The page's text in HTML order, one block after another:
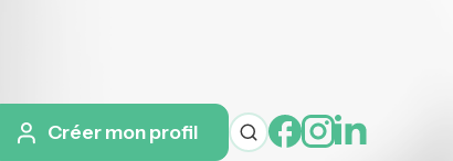
Créer mon profil